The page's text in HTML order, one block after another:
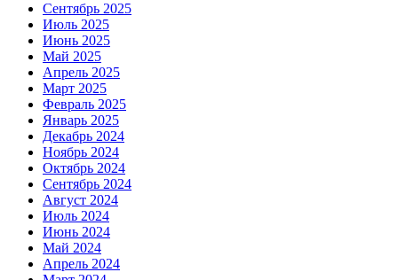
Сентябрь 2025
Июль 2025
Июнь 2025
Май 2025
Апрель 2025
Март 2025
Февраль 2025
Январь 2025
Декабрь 2024
Ноябрь 2024
Октябрь 2024
Сентябрь 2024
Август 2024
Июль 2024
Июнь 2024
Май 2024
Апрель 2024